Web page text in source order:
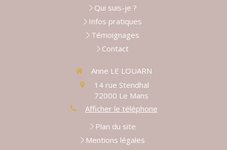
Qui suis-je ?
Infos pratiques
Témoignages
Contact
Anne LE LOUARN
14 rue Stendhal
72000 Le Mans
Afficher le téléphone
Plan du site
Mentions légales